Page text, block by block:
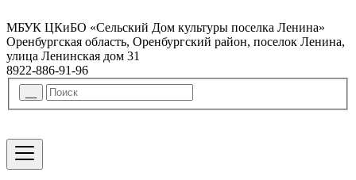
МБУК ЦКиБО «Сельский Дом культуры поселка Ленина»
Оренбургская область, Оренбургский район, поселок Ленина,
улица Ленинская дом 31
8922-886-91-96